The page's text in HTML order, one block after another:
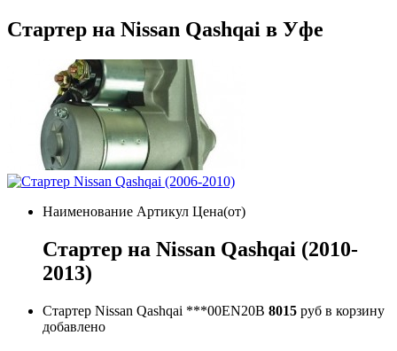
Стартер на Nissan Qashqai в Уфе
Наименование Артикул Цена(от)
Стартер на Nissan Qashqai (2010-
2013)
Стартер Nissan Qashqai ***00EN20B 8015 руб в корзину
добавлено